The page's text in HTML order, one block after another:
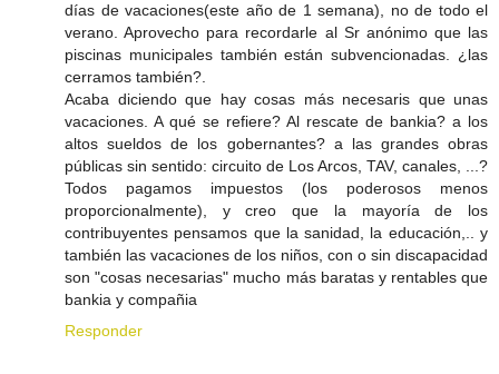
días de vacaciones(este año de 1 semana), no de todo el
verano. Aprovecho para recordarle al Sr anónimo que las
piscinas municipales también están subvencionadas. ¿las
cerramos también?.
Acaba diciendo que hay cosas más necesaris que unas
vacaciones. A qué se refiere? Al rescate de bankia? a los
altos sueldos de los gobernantes? a las grandes obras
públicas sin sentido: circuito de Los Arcos, TAV, canales, ...?
Todos pagamos impuestos (los poderosos menos
proporcionalmente), y creo que la mayoría de los
contribuyentes pensamos que la sanidad, la educación,.. y
también las vacaciones de los niños, con o sin discapacidad
son "cosas necesarias" mucho más baratas y rentables que
bankia y compañia
Responder